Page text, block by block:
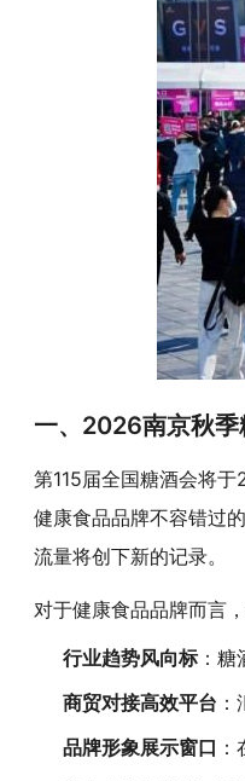
一、2026南京秋
第115届全国糖酒会将
健康食品品牌不容错过
流量将创下新的记录。
对于健康食品品牌而言
行业趋势风向标： 糖
商贸对接高效平台
品牌形象展示窗口